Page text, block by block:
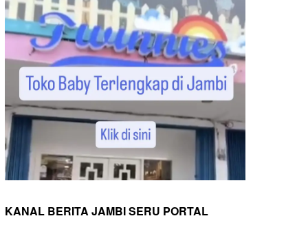
KANAL BERITA JAMBI SERU PORTAL